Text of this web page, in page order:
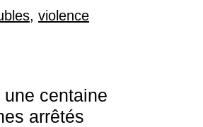
, violence
centaine
arrêtés